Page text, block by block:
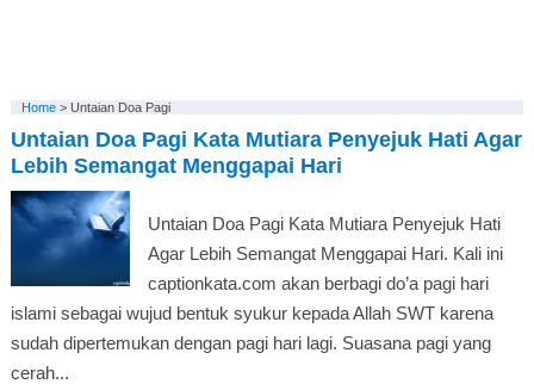
Home> Untaian Doa Pagi
Untaian Doa Pagi Kata Mutiara Penyejuk Hati Agar
Lebih Semangat Menggapai Hari
Untaian Doa Pagi Kata Mutiara Penyejuk Hati
Agar Lebih Semangat Menggapai Hari. Kali ini
captionkata.com akan berbagi do’a pagi hari
islami sebagai wujud bentuk syukur kepada Allah SWT karena
sudah dipertemukan dengan pagi hari lagi. Suasana pagi yang
cerah...